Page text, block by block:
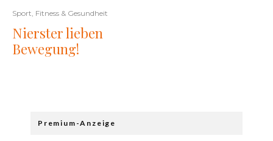
Sport, Fitness & Gesundheit
Nierster lieben
Bewegung!
Premium-Anzeige